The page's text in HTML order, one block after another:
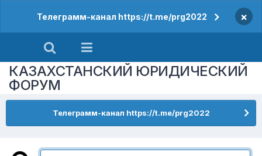
Телеграмм-канал https://t.me/prg2022 ×
КАЗАХСТАНСКИЙ ЮРИДИЧЕСКИЙ
ФОРУМ
Телеграмм-канал https://t.me/prg2022